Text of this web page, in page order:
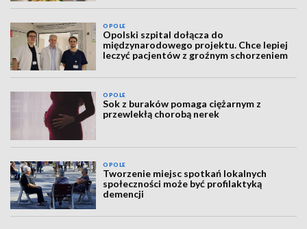
OPOLE
Opolski szpital dołącza do
międzynarodowego projektu. Chce lepiej
leczyć pacjentów z groźnym schorzeniem
OPOLE
Sok z buraków pomaga ciężarnym z
przewlekłą chorobą nerek
OPOLE
Tworzenie miejsc spotkań lokalnych
społeczności może być profilaktyką
demencji